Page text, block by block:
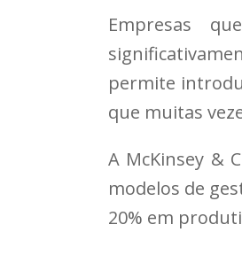
Empresas
permite
que muitas
A McKinsey &
modelos de
20% em